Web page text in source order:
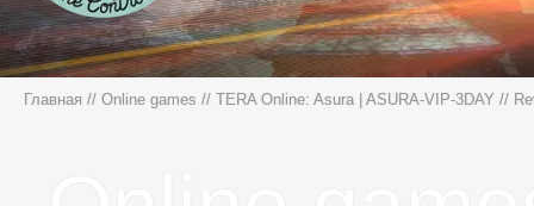
Главная // Online games // TERA Online: Asura | ASURA-VIP-3DAY //